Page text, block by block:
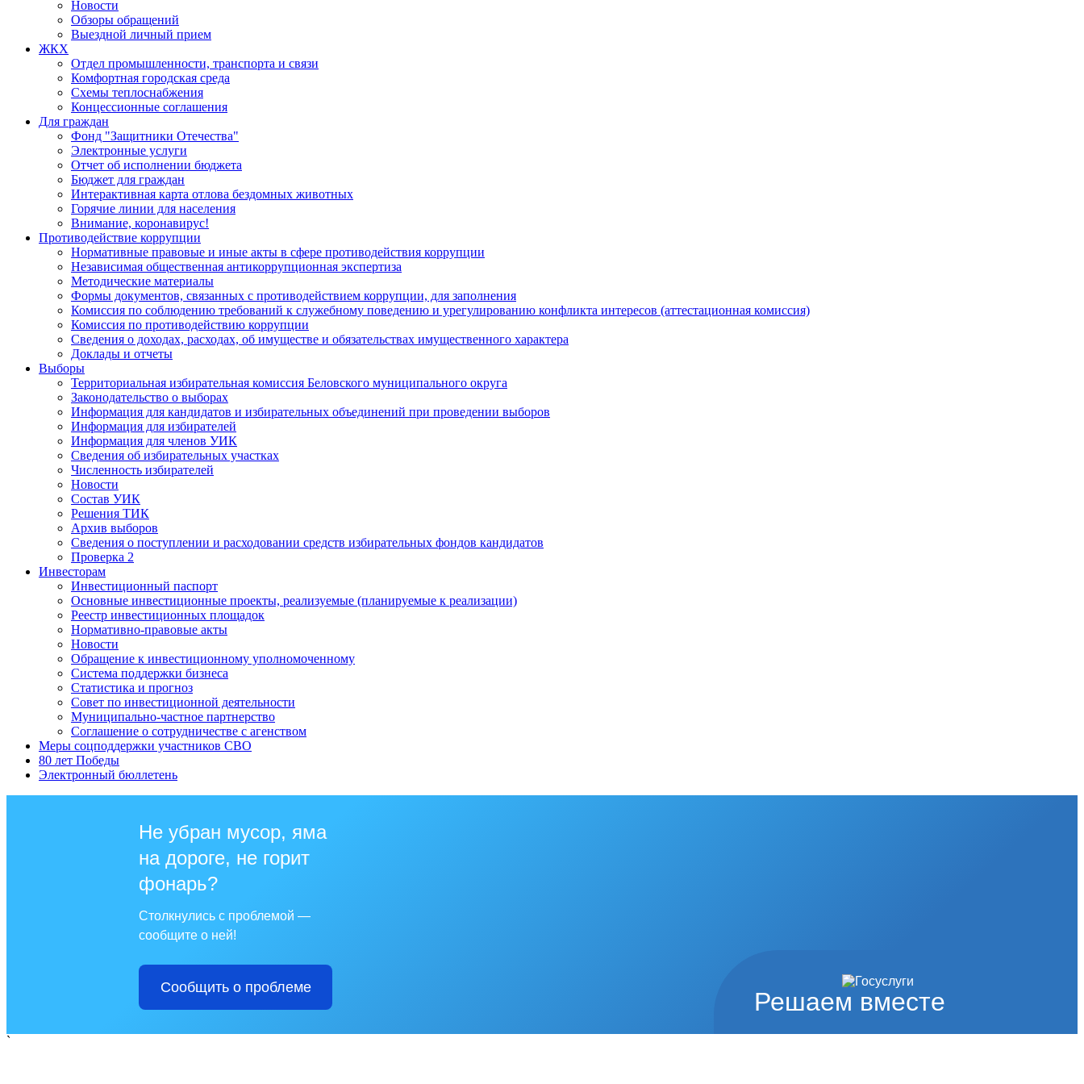
Новости
Обзоры обращений
Выездной личный прием
ЖКХ
Отдел промышленности, транспорта и связи
Комфортная городская среда
Схемы теплоснабжения
Концессионные соглашения
Для граждан
Фонд "Защитники Отечества"
Электронные услуги
Отчет об исполнении бюджета
Бюджет для граждан
Интерактивная карта отлова бездомных животных
Горячие линии для населения
Внимание, коронавирус!
Противодействие коррупции
Нормативные правовые и иные акты в сфере противодействия коррупции
Независимая общественная антикоррупционная экспертиза
Методические материалы
Формы документов, связанных с противодействием коррупции, для заполнения
Комиссия по соблюдению требований к служебному поведению и урегулированию конфликта интересов (аттестационная комиссия)
Комиссия по противодействию коррупции
Сведения о доходах, расходах, об имуществе и обязательствах имущественного характера
Доклады и отчеты
Выборы
Территориальная избирательная комиссия Беловского муниципального округа
Законодательство о выборах
Информация для кандидатов и избирательных объединений при проведении выборов
Информация для избирателей
Информация для членов УИК
Сведения об избирательных участках
Численность избирателей
Новости
Состав УИК
Решения ТИК
Архив выборов
Сведения о поступлении и расходовании средств избирательных фондов кандидатов
Проверка 2
Инвесторам
Инвестиционный паспорт
Основные инвестиционные проекты, реализуемые (планируемые к реализации)
Реестр инвестиционных площадок
Нормативно-правовые акты
Новости
Обращение к инвестиционному уполномоченному
Система поддержки бизнеса
Статистика и прогноз
Совет по инвестиционной деятельности
Муниципально-частное партнерство
Соглашение о сотрудничестве с агенством
Меры соцподдержки участников СВО
80 лет Победы
Электронный бюллетень
Решаем вместе
Не убран мусор, яма
на дороге, не горит
фонарь?
Столкнулись с проблемой —
сообщите о ней!
Сообщить о проблеме
`